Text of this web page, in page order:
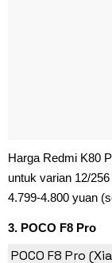
Harga Redmi K80
untuk varian 12/
4.799-4.800 yuan
3. POCO F8 Pro
POCO F8 Pro